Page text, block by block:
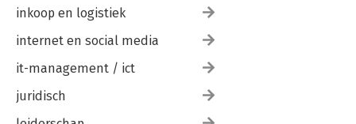
inkoop en logistiek
internet en social media
it-management / ict
juridisch